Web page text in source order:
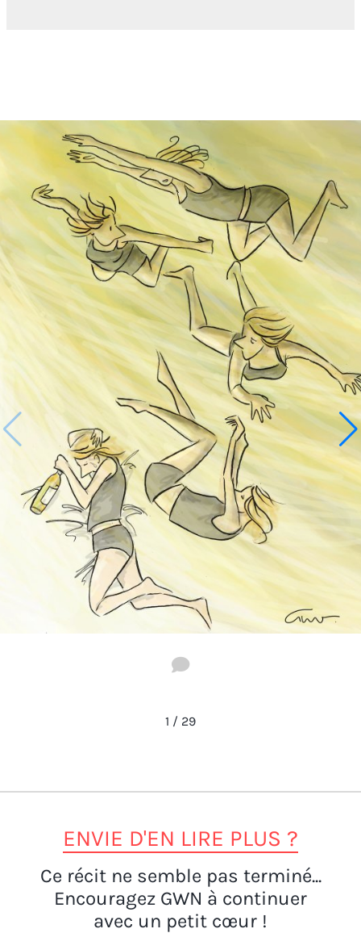
1 / 29
ENVIE D'EN LIRE PLUS ?
Ce récit ne semble pas terminé...
Encouragez GWN à continuer
avec un petit cœur !